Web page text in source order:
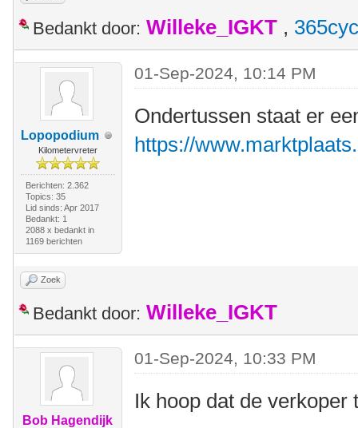
Bedankt door: Willeke_IGKT ,
Lopopodium
Kilometervreter
Berichten: 2.362
Topics: 35
Lid sinds: Apr 2017
Bedankt: 1
2088 x bedankt in
1169 berichten
01-Sep-2024, 10:14 PM
Ondertussen staat er
https://
Zoek
Bedankt door: Willeke_IGKT
Bob Hagendijk
01-Sep-2024, 10:33 PM
Ik hoop dat de